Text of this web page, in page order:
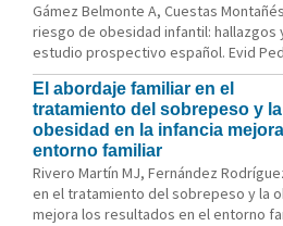
Gámez Belmonte A, Cuestas
riesgo de obesidad infantil: hallazgos
estudio prospectivo español. Evid
El abordaje familiar en el
tratamiento del sobrepeso y la
obesidad en la infancia
entorno familiar
Rivero Martín MJ, Fernández
en el tratamiento del sobrepeso y la
mejora los resultados en el entorno